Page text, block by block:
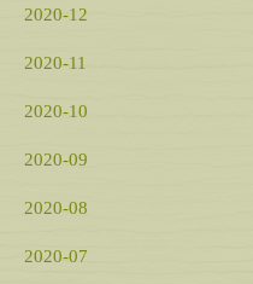
2020-12
2020-11
2020-10
2020-09
2020-08
2020-07